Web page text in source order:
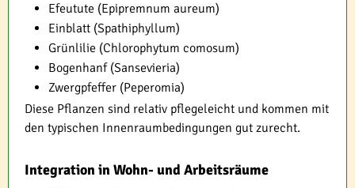
Efeutute (Epipremnum aureum)
Einblatt (Spathiphyllum)
Grünlilie (Chlorophytum comosum)
Bogenhanf (Sansevieria)
Zwergpfeffer (Peperomia)
Diese Pflanzen sind relativ pflegeleicht und kommen mit
den typischen Innenraumbedingungen gut zurecht.
Integration in Wohn- und Arbeitsräume